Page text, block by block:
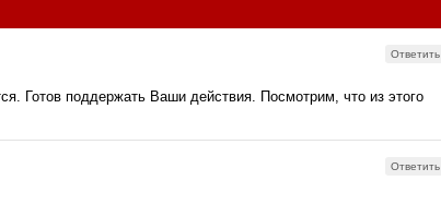
Ответить
Готов поддержать Ваши действия. Посмотрим, что из этого
Ответить